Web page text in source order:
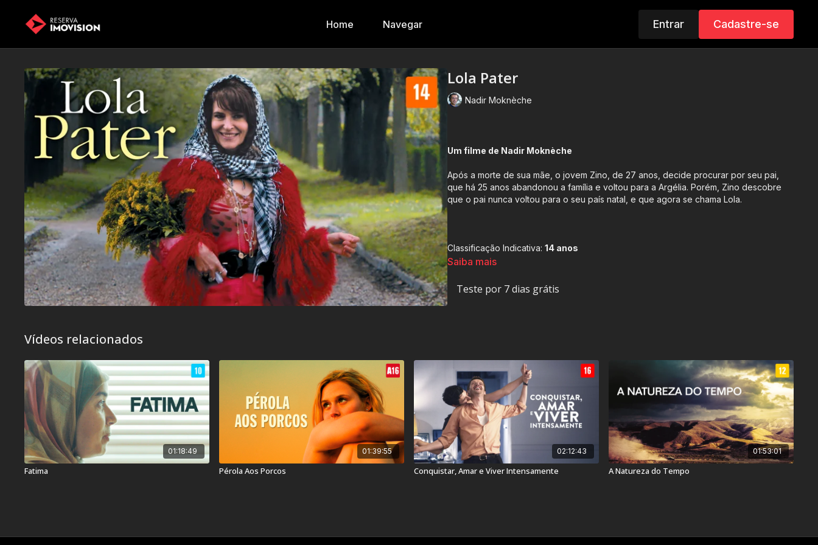
Home Navegar Entrar Cadastre-se
Lola Pater
Nadir Moknèche
Um filme de Nadir Moknèche
Após a morte de sua mãe, o jovem Zino, de 27 anos, decide procurar por seu pai,
que há 25 anos abandonou a família e voltou para a Argélia. Porém, Zino descobre
que o pai nunca voltou para o seu país natal, e que agora se chama Lola.
Classificação Indicativa:14 anos
Ano de lançamento:2017
País:França
Veja também: Miss Violence
Saiba mais
Teste por 7 dias grátis
Vídeos relacionados
01:18:49
Fatima
01:39:55
Pérola Aos Porcos
02:12:43
Conquistar, Amar e Viver Intensamente
01:53:01
A Natureza do Tempo